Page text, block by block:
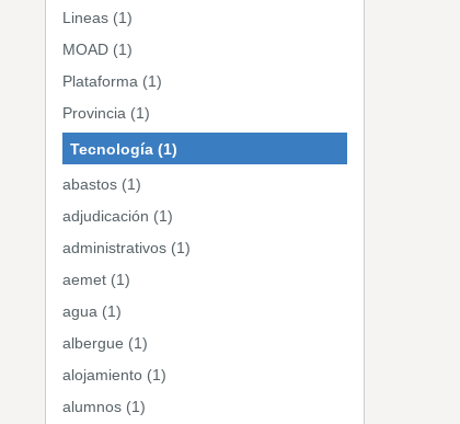
Lineas (1)
MOAD (1)
Plataforma (1)
Provincia (1)
Tecnología (1)
abastos (1)
adjudicación (1)
administrativos (1)
aemet (1)
agua (1)
albergue (1)
alojamiento (1)
alumnos (1)